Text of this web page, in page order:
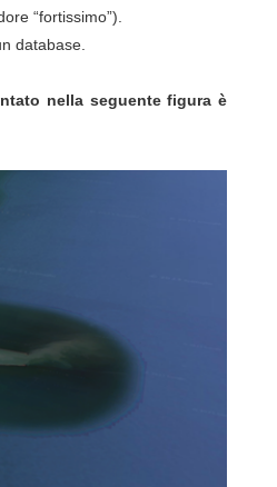
“fortissimo”).
database.
nella seguente figura è